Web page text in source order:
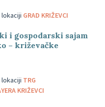
lokaciji GRAD KRIŽEVCI
i gospodarski sajam
– križevačke
lokaciji TRG
KRIŽEVCI